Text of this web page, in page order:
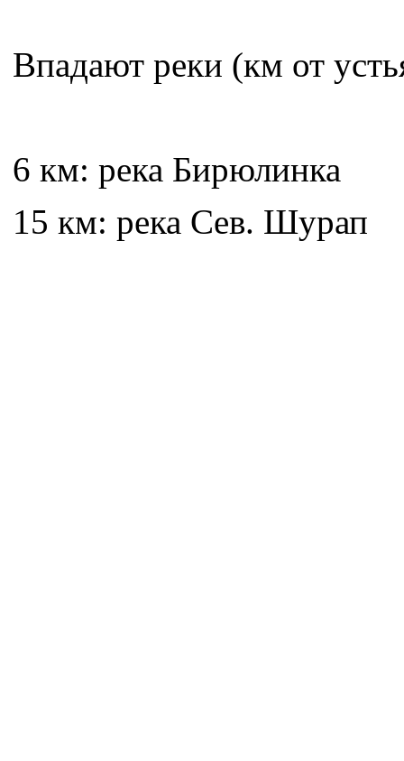
Впадают реки (км от
6 км: река Бирюлинка
15 км: река Сев. Шурап